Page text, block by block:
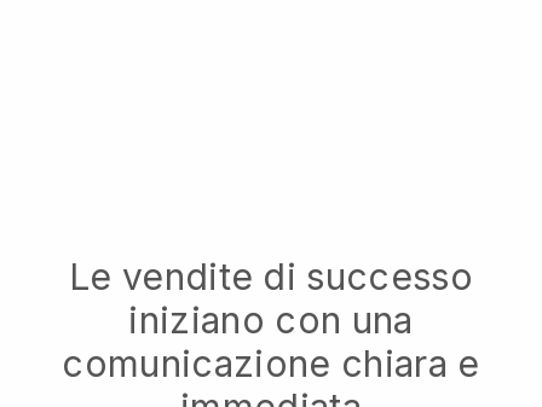
Le vendite di successo
iniziano con una
comunicazione chiara e